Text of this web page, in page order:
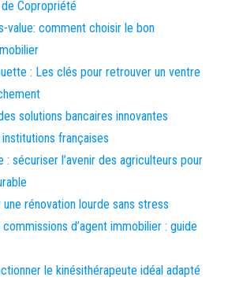
Copropriété
value: comment choisir le bon
: Les clés pour retrouver un ventre
solutions bancaires innovantes
françaises
: sécuriser l’avenir des agriculteurs pour
rénovation lourde sans stress
d’agent immobilier : guide
le kinésithérapeute idéal adapté